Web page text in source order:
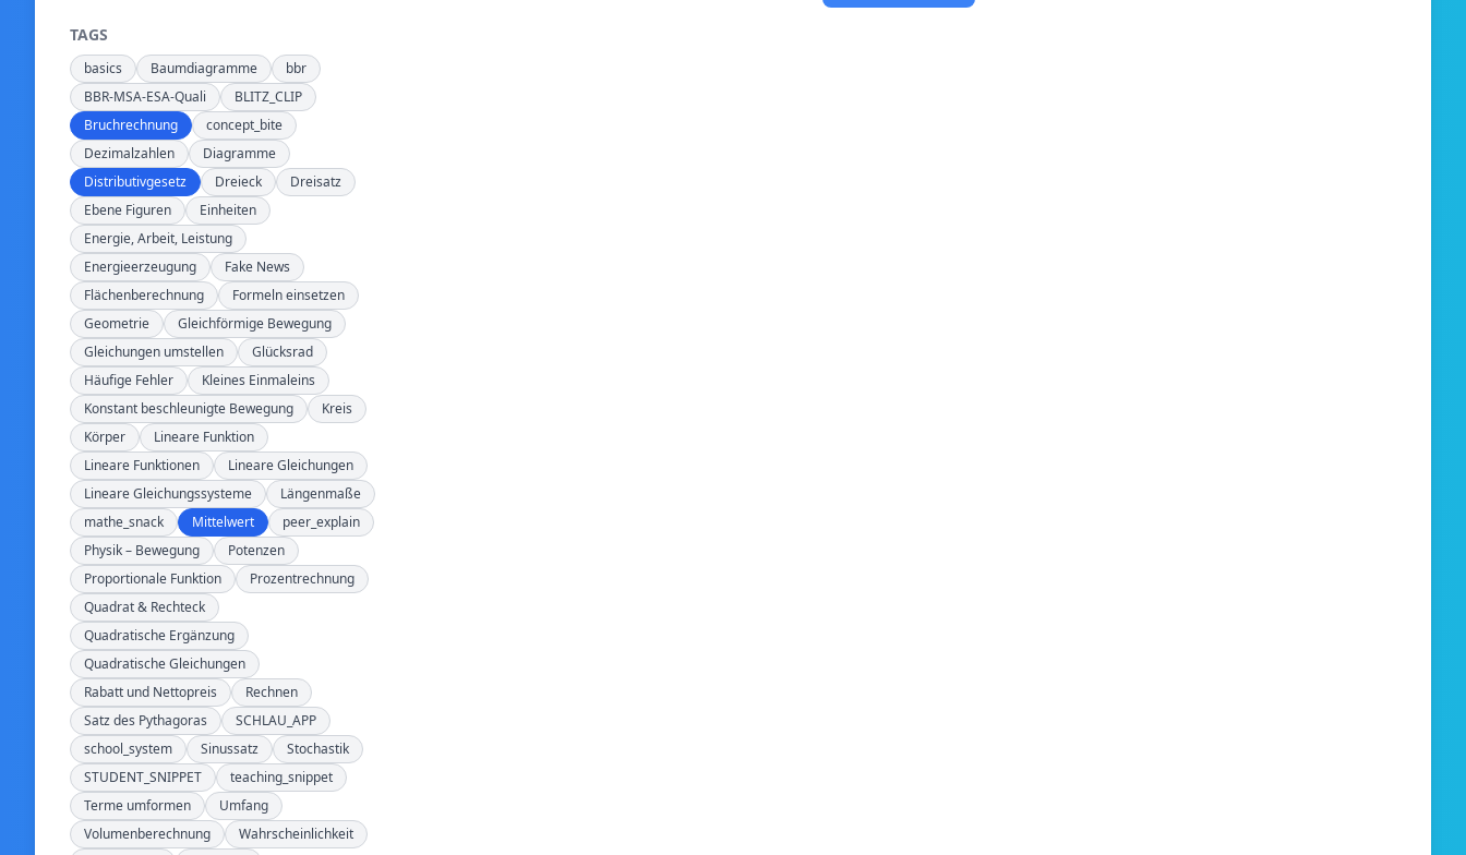
TAGS
basics Baumdiagramme
bbr
BBR-MSA-ESA-Quali
BLITZ_CLIP
Bruchrechnung
concept_bite
Dezimalzahlen
Diagramme
Distributivgesetz
Dreieck
Dreisatz
Ebene Figuren
Einheiten
Energie, Arbeit, Leistung
Energieerzeugung
Fake News
Flächenberechnung
Formeln einsetzen
Geometrie
Gleichförmige Bewegung
Gleichungen umstellen
Glücksrad
Häufige Fehler
Kleines Einmaleins
Konstant beschleunigte Bewegung
Kreis
Körper
Lineare Funktion
Lineare Funktionen
Lineare Gleichungen
Lineare Gleichungssysteme
Längenmaße
mathe_snack
Mittelwert
peer_explain
Physik – Bewegung
Potenzen
Proportionale Funktion
Prozentrechnung
Quadrat & Rechteck
Quadratische Ergänzung
Quadratische Gleichungen
Rabatt und Nettopreis
Rechnen
Satz des Pythagoras
SCHLAU_APP
school_system
Sinussatz
Stochastik
STUDENT_SNIPPET
teaching_snippet
Terme umformen
Umfang
Volumenberechnung
Wahrscheinlichkeit